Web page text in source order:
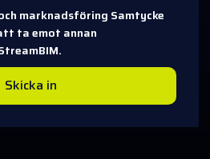
marknadsföring Samtycke
ta emot annan
Skicka in